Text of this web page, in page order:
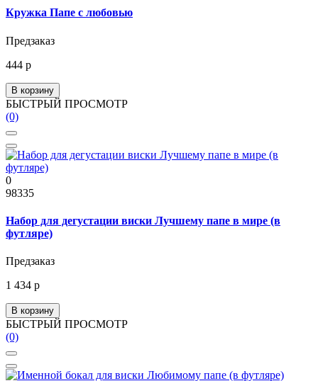
Кружка Папе с любовью
Предзаказ
444 р
В корзину
БЫСТРЫЙ ПРОСМОТР
(0)
0
98335
Набор для дегустации виски Лучшему папе в мире (в
футляре)
Предзаказ
1 434 р
В корзину
БЫСТРЫЙ ПРОСМОТР
(0)